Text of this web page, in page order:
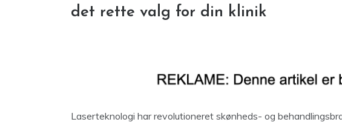
det rette valg for din klinik
Laserteknologi har revolutioneret skønheds- og